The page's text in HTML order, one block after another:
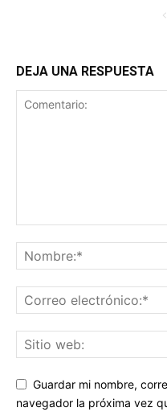
DEJA UNA RESPUESTA
Guardar mi nombre,
navegador la próxima vez